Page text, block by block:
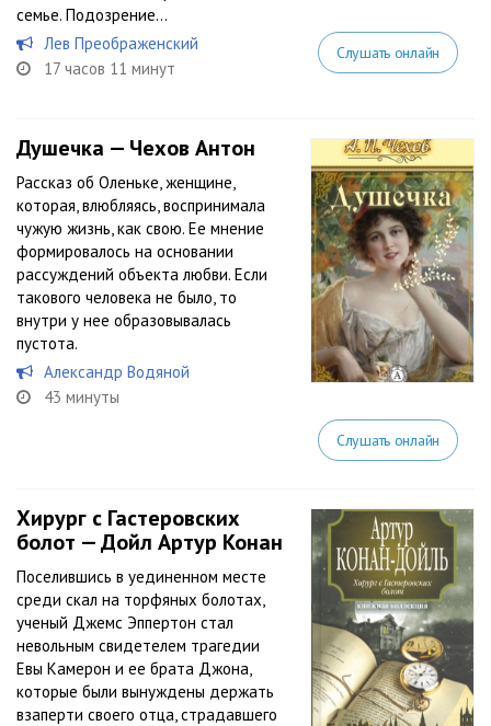
семье. Подозрение...
Лев Преображенский
17 часов 11 минут
Слушать онлайн
Душечка — Чехов Антон
Рассказ об Оленьке, женщине,
которая, влюбляясь, воспринимала
чужую жизнь, как свою. Ее мнение
формировалось на основании
рассуждений объекта любви. Если
такового человека не было, то
внутри у нее образовывалась
пустота.
Александр Водяной
43 минуты
Слушать онлайн
Хирург с Гастеровских
болот — Дойл Артур Конан
Поселившись в уединенном месте
среди скал на торфяных болотах,
ученый Джемс Эппертон стал
невольным свидетелем трагедии
Евы Камерон и ее брата Джона,
которые были вынуждены держать
взаперти своего отца, страдавшего